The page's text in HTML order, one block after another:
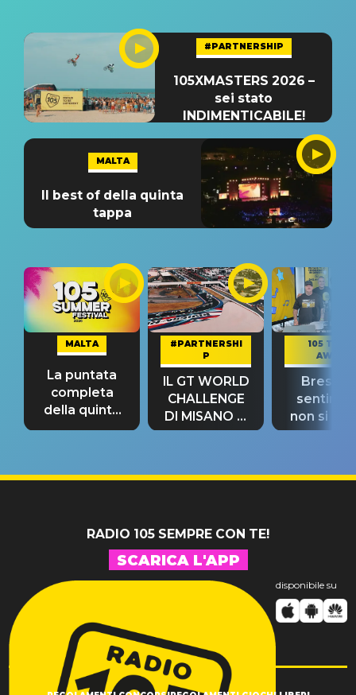
#PARTNERSHIP
105XMASTERS 2026 –
sei stato
INDIMENTICABILE!
MALTA
Il best of della quinta
tappa
MALTA
La puntata
completa
della quinta
tappa
#PARTNERSHI
P
IL GT WORLD
CHALLENGE
DI MISANO si
riconferma
105 TAKE
AWAY
Bresh:
non si
fino alla
RADIO 105 SEMPRE CON TE!
SCARICA L'APP
disponibile su